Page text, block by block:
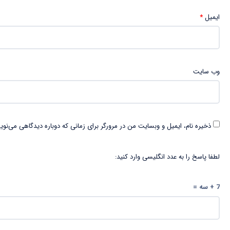
ایمیل*
وب‌ سایت
ذخیره نام، ایمیل و وبسایت من در مرورگر برای زمانی که دوباره دیدگاهی
لطفا پاسخ را به عدد انگلیسی وارد کنید:
7 + سه =